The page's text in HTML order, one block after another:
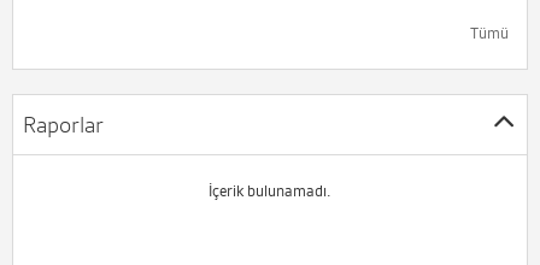
Tümü
Raporlar
İçerik bulunamadı.